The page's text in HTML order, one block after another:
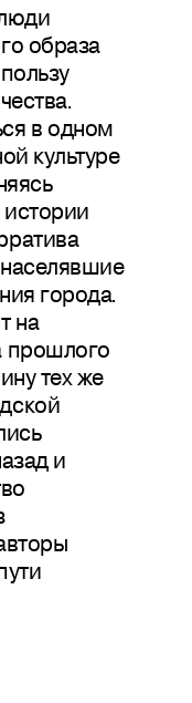
образа
в одном
культуре
города.
на
прошлого
тех же
и